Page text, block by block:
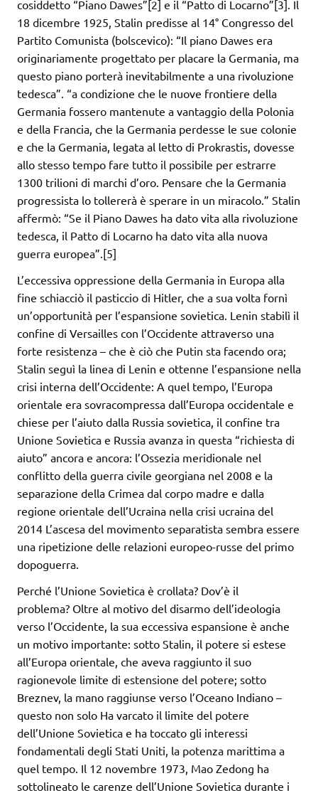
cosiddetto “Piano Dawes”[2] e il “Patto di Locarno”[3]. Il
18 dicembre 1925, Stalin predisse al 14° Congresso del
Partito Comunista (bolscevico): “Il piano Dawes era
originariamente progettato per placare la Germania, ma
questo piano porterà inevitabilmente a una rivoluzione
tedesca”. “a condizione che le nuove frontiere della
Germania fossero mantenute a vantaggio della Polonia
e della Francia, che la Germania perdesse le sue colonie
e che la Germania, legata al letto di Prokrastis, dovesse
allo stesso tempo fare tutto il possibile per estrarre
1300 trilioni di marchi d’oro. Pensare che la Germania
progressista lo tollererà è sperare in un miracolo.” Stalin
affermò: “Se il Piano Dawes ha dato vita alla rivoluzione
tedesca, il Patto di Locarno ha dato vita alla nuova
guerra europea”.[5]
L’eccessiva oppressione della Germania in Europa alla
fine schiacciò il pasticcio di Hitler, che a sua volta fornì
un’opportunità per l’espansione sovietica. Lenin stabilì il
confine di Versailles con l’Occidente attraverso una
forte resistenza – che è ciò che Putin sta facendo ora;
Stalin seguì la linea di Lenin e ottenne l’espansione nella
crisi interna dell’Occidente: A quel tempo, l’Europa
orientale era sovracompressa dall’Europa occidentale e
chiese per l’aiuto dalla Russia sovietica, il confine tra
Unione Sovietica e Russia avanza in questa “richiesta di
aiuto” ancora e ancora: l’Ossezia meridionale nel
conflitto della guerra civile georgiana nel 2008 e la
separazione della Crimea dal corpo madre e dalla
regione orientale dell’Ucraina nella crisi ucraina del
2014 L’ascesa del movimento separatista sembra essere
una ripetizione delle relazioni europeo-russe del primo
dopoguerra.
Perché l’Unione Sovietica è crollata? Dov’è il
problema? Oltre al motivo del disarmo dell’ideologia
verso l’Occidente, la sua eccessiva espansione è anche
un motivo importante: sotto Stalin, il potere si estese
all’Europa orientale, che aveva raggiunto il suo
ragionevole limite di estensione del potere; sotto
Breznev, la mano raggiunse verso l’Oceano Indiano –
questo non solo Ha varcato il limite del potere
dell’Unione Sovietica e ha toccato gli interessi
fondamentali degli Stati Uniti, la potenza marittima a
quel tempo. Il 12 novembre 1973, Mao Zedong ha
sottolineato le carenze dell’Unione Sovietica durante i